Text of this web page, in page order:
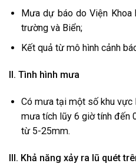
Mưa dự báo do Viện
trường và Biển;
Kết quả từ mô hình cảnh
II. Tình hình mưa
Có mưa tại một số khu vực
mưa tích lũy 6 giờ tính đến
từ 5-25mm.
III. Khả năng xảy ra lũ quét